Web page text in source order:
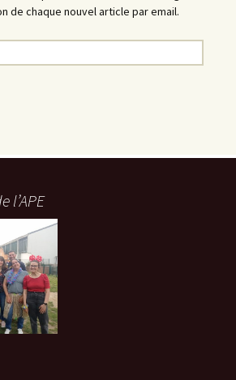
de chaque nouvel article par email.
l’APE